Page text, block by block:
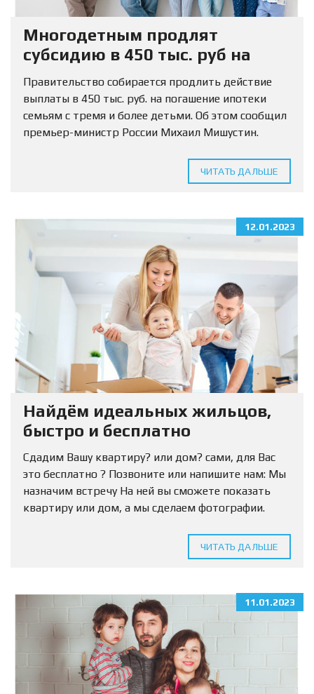
Многодетным продлят
субсидию в 450 тыс. руб на
погашение ипотеки
Правительство собирается продлить действие
выплаты в 450 тыс. руб. на погашение ипотеки
семьям с тремя и более детьми. Об этом сообщил
премьер-министр России Михаил Мишустин.
продлить действие денежной выплаты при
ЧИТАТЬ ДАЛЬШЕ
12.01.2023
Найдём идеальных жильцов,
быстро и бесплатно
Сдадим Вашу квартиру? или дом? сами, для Вас
это бесплатно ? Позвоните или напишите нам: Мы
назначим встречу На ней вы сможете показать
квартиру или дом, а мы сделаем фотографии.
ЧИТАТЬ ДАЛЬШЕ
11.01.2023